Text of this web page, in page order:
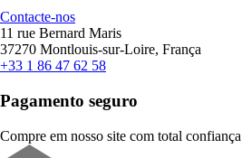
Contacte-nos
11 rue Bernard Maris
37270 Montlouis-sur-Loire, França
+33 1 86 47 62 58
Pagamento seguro
Compre em nosso site com total confiança